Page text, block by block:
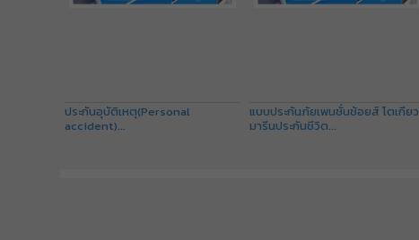
ประกันอุบัติเหตุ(Personal
accident)...
แบบประกันภัยเพนชั่นช้อยส์ โตเกียว
มารีนประกันชีวิต...